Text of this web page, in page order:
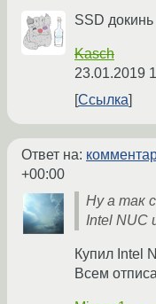
SSD
Kasch
23.01.2019
Ссылка
Ответ на:
+00:00
Ну а так
Intel NUC
Купил Intel
Всем